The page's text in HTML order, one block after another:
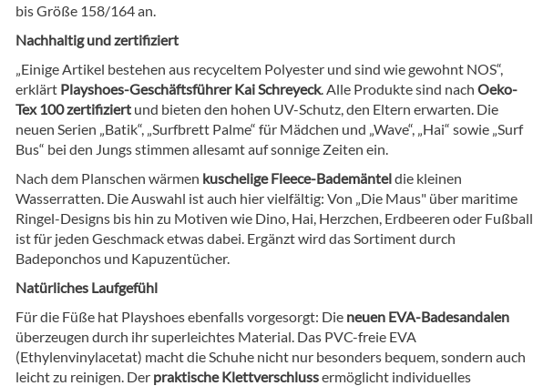
bis Größe 158/164 an.
Nachhaltig und zertifiziert
„Einige Artikel bestehen aus recyceltem Polyester und sind wie gewohnt NOS“,
erklärt Playshoes-Geschäftsführer Kai Schreyeck. Alle Produkte sind nach Oeko-
Tex 100 zertifiziert und bieten den hohen UV-Schutz, den Eltern erwarten. Die
neuen Serien „Batik“, „Surfbrett Palme“ für Mädchen und „Wave“, „Hai“ sowie „Surf
Bus“ bei den Jungs stimmen allesamt auf sonnige Zeiten ein.
Nach dem Planschen wärmen kuschelige Fleece-Bademänteldie kleinen
Wasserratten. Die Auswahl ist auch hier vielfältig: Von „Die Maus" über maritime
Ringel-Designs bis hin zu Motiven wie Dino, Hai, Herzchen, Erdbeeren oder Fußball
ist für jeden Geschmack etwas dabei. Ergänzt wird das Sortiment durch
Badeponchos und Kapuzentücher.
Natürliches Laufgefühl
Für die Füße hat Playshoes ebenfalls vorgesorgt: Die neuen EVA-Badesandalen
überzeugen durch ihr superleichtes Material. Das PVC-freie EVA
(Ethylenvinylacetat) macht die Schuhe nicht nur besonders bequem, sondern auch
leicht zu reinigen. Der praktische Klettverschlussermöglicht individuelles